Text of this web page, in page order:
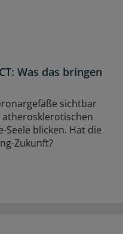
Was das bringen
sichtbar
atherosklerotischen
Seele blicken. Hat die
Zukunft?